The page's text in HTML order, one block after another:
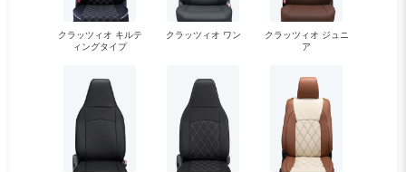
クラッツィオ キルテ
ィングタイプ
クラッツィオ ワン
クラッツィオ ジュニ
ア